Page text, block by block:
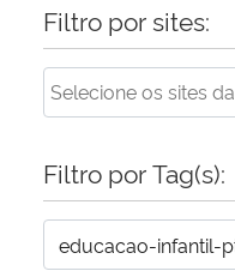
Filtro por sites:
Filtro por Tag(s):